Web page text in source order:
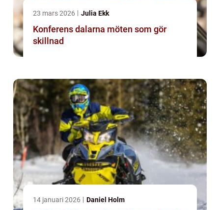
23 mars 2026 Julia Ekk
Konferens dalarna möten som gör
skillnad
14 januari 2026 Daniel Holm